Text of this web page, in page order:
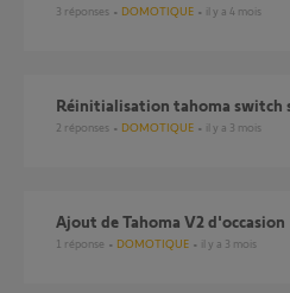
3 réponses DOMOTIQUE il y a 4 mois
réinitialisation tahoma switch
2 réponses DOMOTIQUE il y a 3 mois
Ajout de Tahoma V2 d'occasion
1 réponse DOMOTIQUE il y a 3 mois